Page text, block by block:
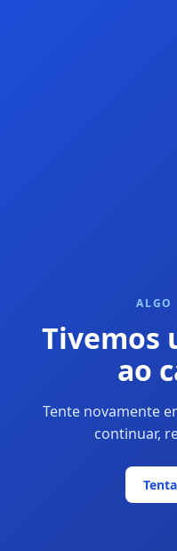
ALGO
Tivemos
ao
Tente novamente
continuar,